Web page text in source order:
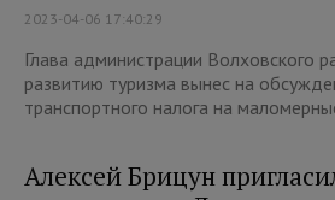
2023-04-06 17:40:29
Глава администрации Волховского
развитию туризма вынес на
транспортного налога на
Алексей Брицун